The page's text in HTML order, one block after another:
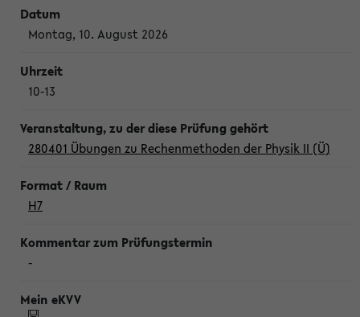
Montag, 10. August 2026
10-13
280401 Übungen zu Rechenmethoden der Physik II (Ü)
H7
-